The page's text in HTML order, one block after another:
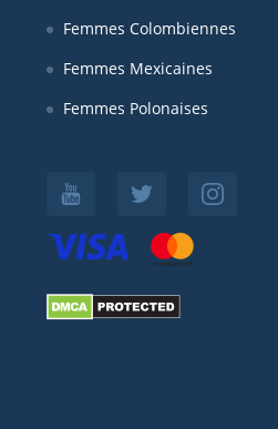
Femmes Colombiennes
Femmes Mexicaines
Femmes Polonaises